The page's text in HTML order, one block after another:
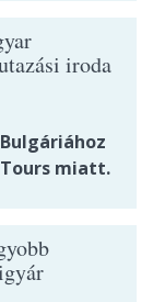
iroda
miatt.